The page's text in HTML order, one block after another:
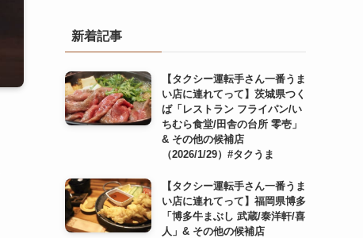
新着記事
【タクシー運転手さん一番うま
い店に連れてって】茨城県つく
ば「レストラン フライパン/い
ちむら食堂/田舎の台所 零壱」
& その他の候補店
（2026/1/29）#タクうま
【タクシー運転手さん一番うま
い店に連れてって】福岡県博多
「博多牛まぶし 武蔵/泰洋軒/喜
人」& その他の候補店